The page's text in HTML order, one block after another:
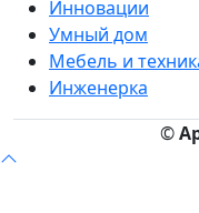
Инновации
Умный дом
Мебель и
Инженерка
©